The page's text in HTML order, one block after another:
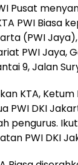
Pusat
PWI Biasa
(PWI
PWI Jaya,
9, Jalan
KTA, Ketum
PWI DKI
pengurus.
PWI DKI